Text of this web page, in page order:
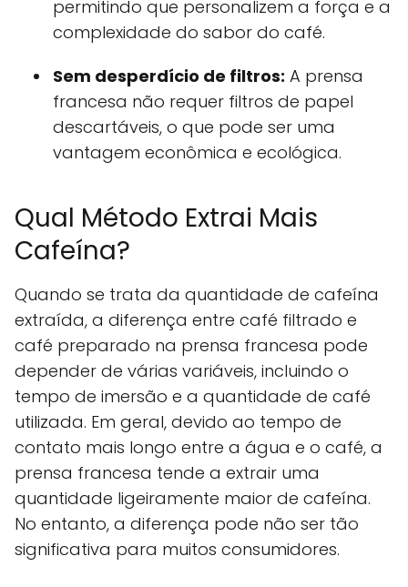
permitindo que personalizem a força e a
complexidade do sabor do café.
Sem desperdício de filtros: A prensa
francesa não requer filtros de papel
descartáveis, o que pode ser uma
vantagem econômica e ecológica.
Qual Método Extrai Mais
Cafeína?
Quando se trata da quantidade de cafeína
extraída, a diferença entre café filtrado e
café preparado na prensa francesa pode
depender de várias variáveis, incluindo o
tempo de imersão e a quantidade de café
utilizada. Em geral, devido ao tempo de
contato mais longo entre a água e o café, a
prensa francesa tende a extrair uma
quantidade ligeiramente maior de cafeína.
No entanto, a diferença pode não ser tão
significativa para muitos consumidores.